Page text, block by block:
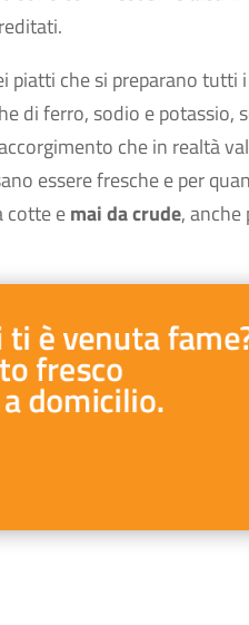
che si preparano tutti
di ferro, sodio e potassio,
che in realtà
essere fresche e per
cotte emai da crude,